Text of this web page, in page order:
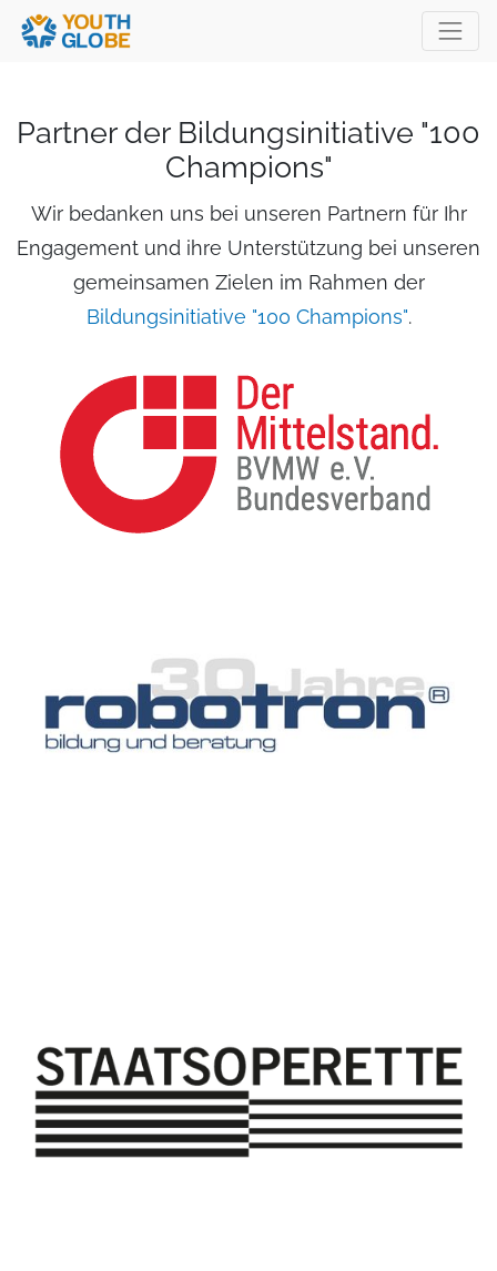
Partner der Bildungsinitiative "100
Champions"
Wir bedanken uns bei unseren Partnern für Ihr
Engagement und ihre Unterstützung bei unseren
gemeinsamen Zielen im Rahmen der
Bildungsinitiative "100 Champions".